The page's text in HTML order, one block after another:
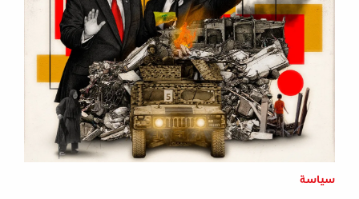
سياسة